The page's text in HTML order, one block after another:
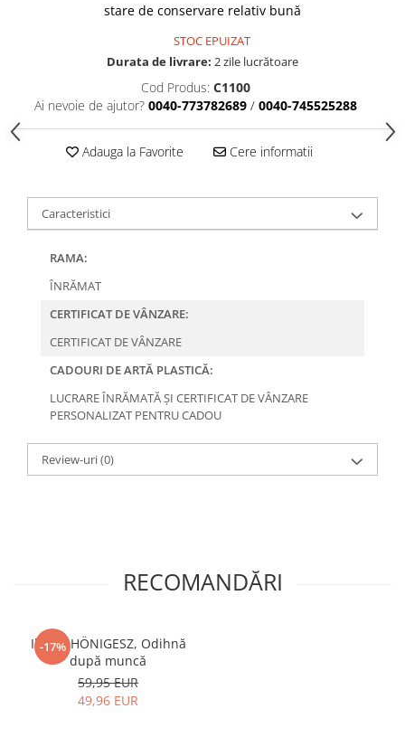
stare de conservare relativ bună
STOC EPUIZAT
Durata de livrare: 2 zile lucrătoare
Cod Produs: C1100
Ai nevoie de ajutor? 0040-773782689 / 0040-745525288
Adauga la Favorite Cere informatii
Caracteristici
RAMA:
ÎNRĂMAT
CERTIFICAT DE VÂNZARE:
CERTIFICAT DE VÂNZARE
CADOURI DE ARTĂ PLASTICĂ:
LUCRARE ÎNRĂMATĂ ȘI CERTIFICAT DE VÂNZARE
PERSONALIZAT PENTRU CADOU
Review-uri(0)
RECOMANDĂRI
-17%
Ilonka HÖNIGESZ, Odihnă
după muncă
59,95 EUR
49,96 EUR